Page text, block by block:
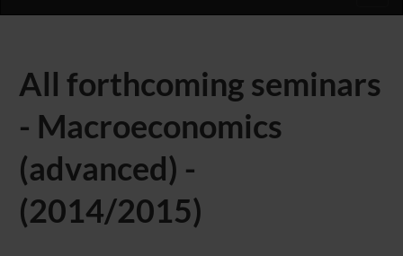
All forthcoming seminars
- Macroeconomics
(advanced) -
(2014/2015)